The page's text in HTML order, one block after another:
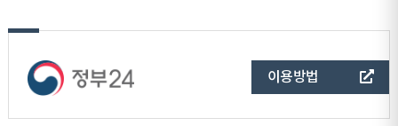
이용방법